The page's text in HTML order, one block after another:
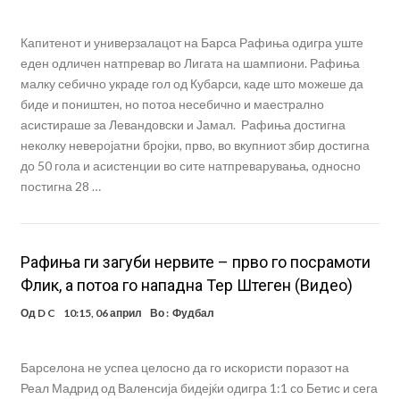
Капитенот и универзалацот на Барса Рафиња одигра уште
еден одличен натпревар во Лигата на шампиони. Рафиња
малку себично украде гол од Кубарси, каде што можеше да
биде и поништен, но потоа несебично и маестрално
асистираше за Левандовски и Јамал. Рафиња достигна
неколку неверојатни бројки, прво, во вкупниот збир достигна
до 50 гола и асистенции во сите натпреварувања, односно
постигна 28 …
Рафиња ги загуби нервите – прво го посрамоти
Флик, а потоа го нападна Тер Штеген (Видео)
Од D C 10:15, 06 април Во : Фудбал
Барселона не успеа целосно да го искористи поразот на
Реал Мадрид од Валенсија бидејќи одигра 1:1 со Бетис и сега